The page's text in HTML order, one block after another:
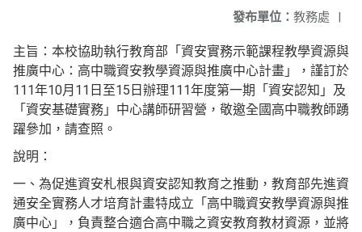
發布單位： 教務處 |
主旨：本校協助執行教育部「資安實務示範課程教學資源與
推廣中心：高中職資安教學資源與推廣中心計畫」，謹訂於
111年10月11日至15日辦理111年度第一期「資安認知」及
「資安基礎實務」中心講師研習營，敬邀全國高中職教師踴
躍參加，請查照。
說明：
一、為促進資安札根與資安認知教育之推動，教育部先進資
通安全實務人才培育計畫特成立「高中職資安教學資源與推
廣中心」，負責整合適合高中職之資安教育教材資源，並將